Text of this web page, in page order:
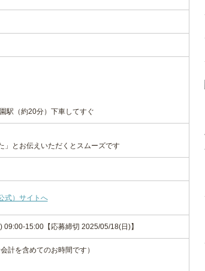
駅（約20分）下車してすぐ
とお伝えいただくとスムーズです
式）サイトへ
15:00【応募締切 2025/05/18(日)】
計を含めてのお時間です）